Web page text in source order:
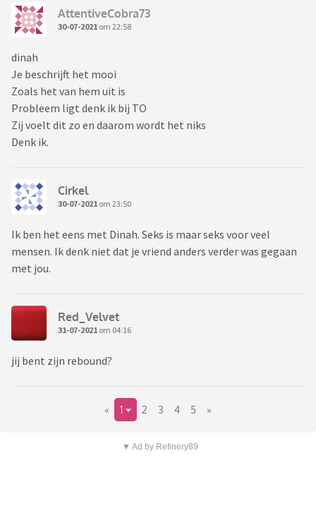
AttentiveCobra73
30-07-2021 om 22:58
dinah
Je beschrijft het mooi
Zoals het van hem uit is
Probleem ligt denk ik bij TO
Zij voelt dit zo en daarom wordt het niks
Denk ik.
Cirkel
30-07-2021 om 23:50
Ik ben het eens met Dinah. Seks is maar seks voor veel
mensen. Ik denk niet dat je vriend anders verder was gegaan
met jou.
Red_Velvet
31-07-2021 om 04:16
jij bent zijn rebound?
« 1 2 3 4 5 »
▼ Ad by Refinery89